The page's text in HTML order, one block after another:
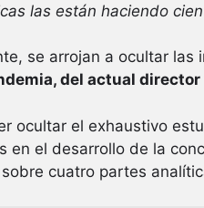
las están haciendo
se arrojan a ocultar
del actual
ocultar el exhaustivo
en el desarrollo de la
cuatro partes